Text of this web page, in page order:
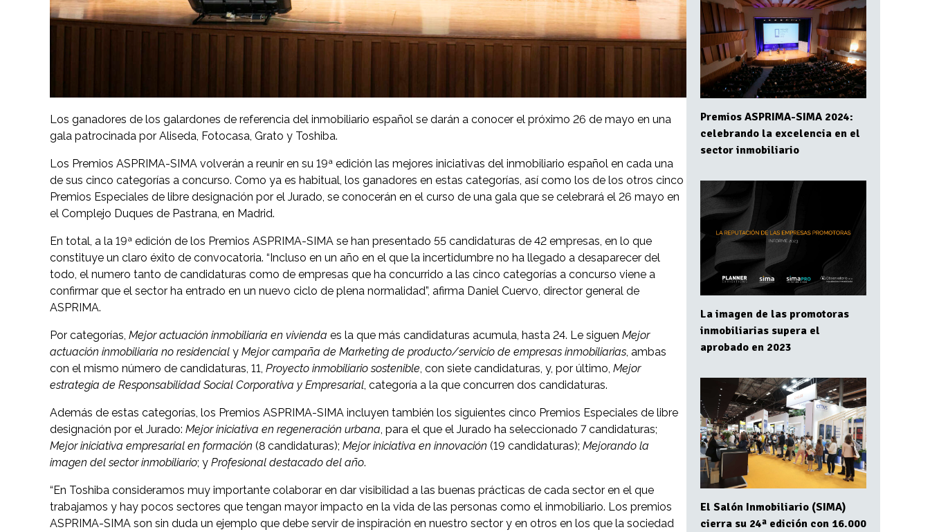
Los ganadores de los galardones de referencia del inmobiliario español se darán a conocer el próximo 26 de mayo en una
gala patrocinada por Aliseda, Fotocasa, Grato y Toshiba.
Los Premios ASPRIMA-SIMA volverán a reunir en su 19ª edición las mejores iniciativas del inmobiliario español en cada una
de sus cinco categorías a concurso. Como ya es habitual, los ganadores en estas categorías, así como los de los otros cinco
Premios Especiales de libre designación por el Jurado, se conocerán en el curso de una gala que se celebrará el 26 mayo en
el Complejo Duques de Pastrana, en Madrid.
En total, a la 19ª edición de los Premios ASPRIMA-SIMA se han presentado 55 candidaturas de 42 empresas, en lo que
constituye un claro éxito de convocatoria. “Incluso en un año en el que la incertidumbre no ha llegado a desaparecer del
todo, el numero tanto de candidaturas como de empresas que ha concurrido a las cinco categorías a concurso viene a
confirmar que el sector ha entrado en un nuevo ciclo de plena normalidad”, afirma Daniel Cuervo, director general de
ASPRIMA.
Por categorías, Mejor actuación inmobiliaria en vivienda es la que más candidaturas acumula, hasta 24. Le siguen Mejor
actuación inmobiliaria no residencial y Mejor campaña de Marketing de producto/servicio de empresas inmobiliarias , ambas
con el mismo número de candidaturas, 11, Proyecto inmobiliario sostenible , con siete candidaturas, y, por último, Mejor
estrategia de Responsabilidad Social Corporativa y Empresarial , categoría a la que concurren dos candidaturas.
Además de estas categorías, los Premios ASPRIMA-SIMA incluyen también los siguientes cinco Premios Especiales de libre
designación por el Jurado: Mejor iniciativa en regeneración urbana , para el que el Jurado ha seleccionado 7 candidaturas;
Mejor iniciativa empresarial en formación (8 candidaturas); Mejor iniciativa en innovación (19 candidaturas); Mejorando la
imagen del sector inmobiliario; y Profesional destacado del año.
“En Toshiba consideramos muy importante colaborar en dar visibilidad a las buenas prácticas de cada sector en el que
trabajamos y hay pocos sectores que tengan mayor impacto en la vida de las personas como el inmobiliario. Los premios
ASPRIMA-SIMA son sin duda un ejemplo que debe servir de inspiración en nuestro sector y en otros en los que la sociedad
Premios ASPRIMA-SIMA 2024:
celebrando la excelencia en el
sector inmobiliario
La imagen de las promotoras
inmobiliarias supera el
aprobado en 2023
El Salón Inmobiliario (SIMA)
cierra su 24ª edición con 16.000